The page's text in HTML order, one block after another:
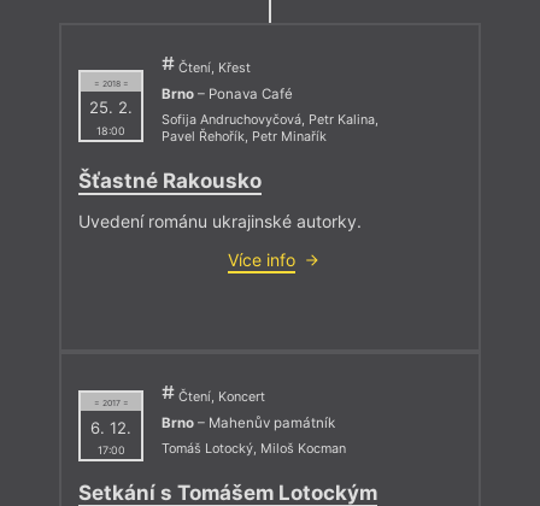
= 2018 =
25. 2.
18:00
Čtení, Křest
Brno – Ponava Café
Sofija Andruchovyčová, Petr Kalina,
Pavel Řehořík, Petr Minařík
Šťastné Rakousko
Uvedení románu ukrajinské autorky.
Více info
= 2017 =
6. 12.
17:00
Čtení, Koncert
Brno – Mahenův památník
Tomáš Lotocký, Miloš Kocman
Setkání s Tomášem Lotockým